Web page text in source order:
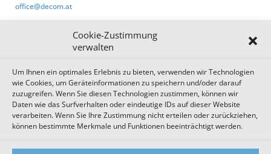
Cookie-Zustimmung
verwalten
Um Ihnen ein optimales Erlebnis zu bieten, verwenden wir Technologien
wie Cookies, um Geräteinformationen zu speichern und/oder darauf
zuzugreifen. Wenn Sie diesen Technologien zustimmen, können wir
Daten wie das Surfverhalten oder eindeutige IDs auf dieser Website
verarbeiten. Wenn Sie Ihre Zustimmung nicht erteilen oder zurückziehen,
können bestimmte Merkmale und Funktionen beeinträchtigt werden.
office@decom.at
DECOM News
Zum Newsletter anmelden!